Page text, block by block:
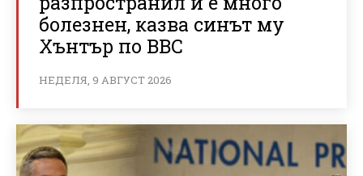
болезнен, казва синът му
Хънтър по BBC
НЕДЕЛЯ, 9 АВГУСТ 2026